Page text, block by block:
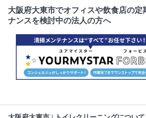
大阪府大東市でオフィスや飲食店の定
ナンスを検討中の法人の方へ